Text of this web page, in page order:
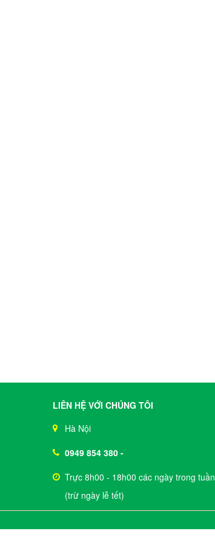
LIÊN HỆ VỚI CHÚNG TÔI
Hà Nội
0949 854 380 -
Trực 8h00 - 18h00 các ngày trong tuần
(trừ ngày lễ tết)